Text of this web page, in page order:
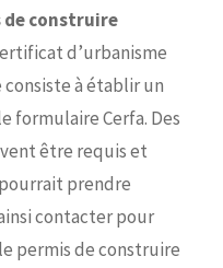
de construire
d’urbanisme
à établir un
formulaire Cerfa. Des
être requis et
prendre
contacter pour
permis de construire